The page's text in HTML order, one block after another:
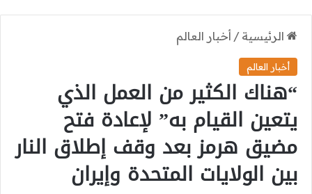
الرئيسية / أخبار العالم
أخبار العالم
“هناك الكثير من العمل الذي
يتعين القيام به” لإعادة فتح
مضيق هرمز بعد وقف إطلاق النار
بين الولايات المتحدة وإيران